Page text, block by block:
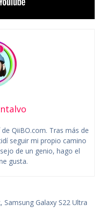
QiiBO.com. Tras más de
seguir mi propio camino
de un genio, hago el
gusta.
, Samsung Galaxy S22 Ultra